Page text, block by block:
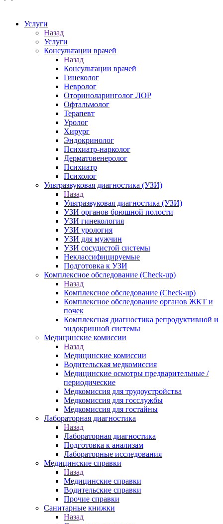
Услуги
Назад
Услуги
Консультации врачей
Назад
Консультации врачей
Гинеколог
Невролог
Оториноларинголог ЛОР
Офтальмолог
Терапевт
Уролог
Хирург
Эндокринолог
Психиатр-нарколог
Дерматовенеролог
Психиатр
Психолог
Ультразвуковая диагностика (УЗИ)
Назад
Ультразвуковая диагностика (УЗИ)
УЗИ органов брюшной полости
УЗИ гинекология
УЗИ урология
УЗИ для мужчин
УЗИ сосудистой системы
Неклассифицируемые
Подготовка к УЗИ
Комплексное обследование (Check-up)
Назад
Комплексное обследование (Check-up)
Комплексное обследование органов ЖКТ и
почек
Комплексная диагностика репродуктивной и
эндокринной системы
Медицинские комиссии
Назад
Медицинские комиссии
Водительская медкомиссия
Медицинские осмотры предварительные /
периодические
Медкомиссия для трудоустройства
Медкомиссия для госслужбы
Медкомиссия для гостайны
Лабораторная диагностика
Назад
Лабораторная диагностика
Подготовка к анализам
Лабораторные исследования
Медицинские справки
Назад
Медицинские справки
Водительские справки
Прочие справки
Санитарные книжки
Назад